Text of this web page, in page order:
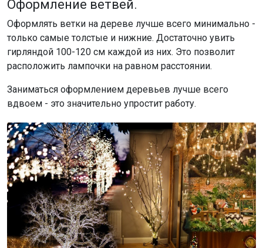
Оформление ветвей.
Оформлять ветки на дереве лучше всего минимально -
только самые толстые и нижние. Достаточно увить
гирляндой 100-120 см каждой из них. Это позволит
расположить лампочки на равном расстоянии.
Заниматься оформлением деревьев лучше всего
вдвоем - это значительно упростит работу.